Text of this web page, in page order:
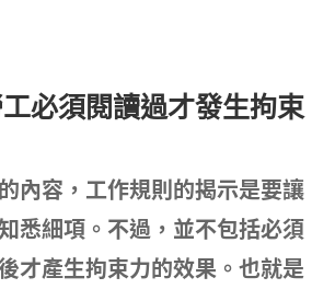
必須閱讀過才發生拘束
內容，工作規則的揭示是要讓
悉細項。不過，並不包括必須
才產生拘束力的效果。也就是